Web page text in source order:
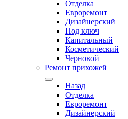
Отделка
Евроремонт
Дизайнерский
Под ключ
Капитальный
Косметический
Черновой
Ремонт прихожей
Назад
Отделка
Евроремонт
Дизайнерский